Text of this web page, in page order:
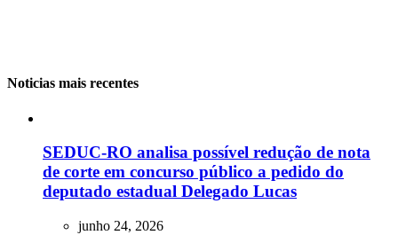
Noticias mais recentes
SEDUC-RO analisa possível redução de nota
de corte em concurso público a pedido do
deputado estadual Delegado Lucas
junho 24, 2026